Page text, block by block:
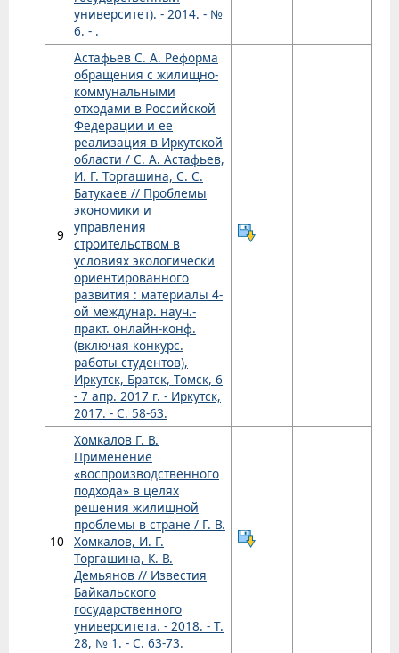
университет). - 2014. - №
6. - .
9
Астафьев С. А. Реформа
обращения с жилищно-
коммунальными
отходами в Российской
Федерации и ее
реализация в Иркутской
области / С. А. Астафьев,
И. Г. Торгашина, С. С.
Батукаев // Проблемы
экономики и
управления
строительством в
условиях экологически
ориентированного
развития : материалы 4-
ой междунар. науч.-
практ. онлайн-конф.
(включая конкурс.
работы студентов),
Иркутск, Братск, Томск, 6
- 7 апр. 2017 г. - Иркутск,
2017. - С. 58-63.
10
Хомкалов Г. В.
Применение
«воспроизводственного
подхода» в целях
решения жилищной
проблемы в стране / Г. В.
Хомкалов, И. Г.
Торгашина, К. В.
Демьянов // Известия
Байкальского
государственного
университета. - 2018. - Т.
28, № 1. - С. 63-73.